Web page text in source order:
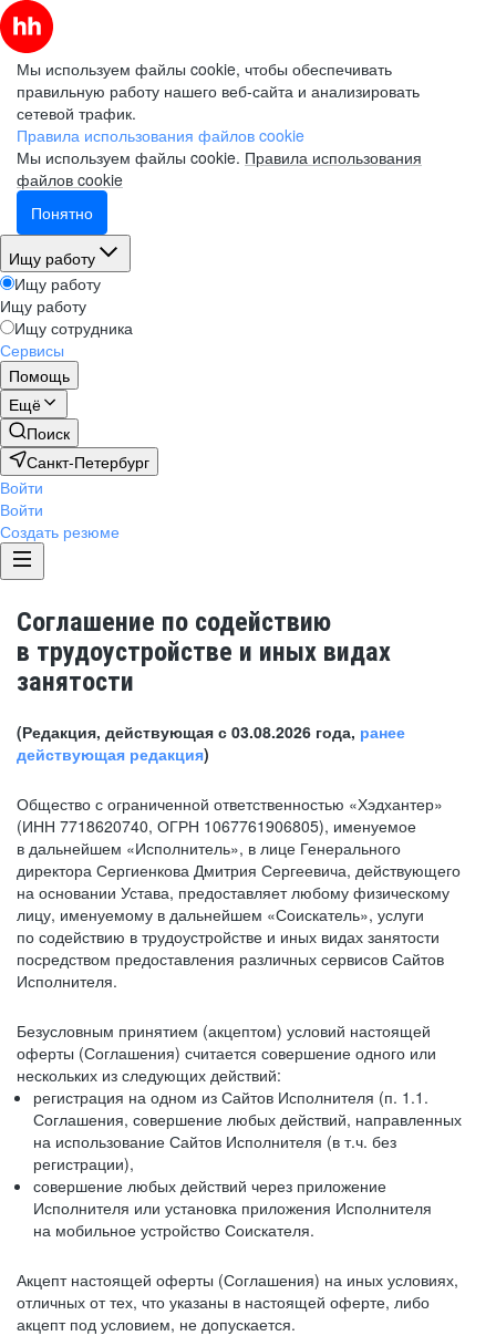
Мы используем файлы cookie, чтобы обеспечивать
правильную работу нашего веб-сайта и анализировать
сетевой трафик.
Правила использования файлов cookie
Мы используем файлы cookie. Правила использования
файлов cookie
Понятно
Ищу работу
Ищу работу
Ищу работу
Ищу сотрудника
Сервисы
Помощь
Ещё
Поиск
Санкт-Петербург
Войти
Войти
Создать резюме
Соглашение по содействию
в трудоустройстве и иных видах
занятости
(Редакция, действующая с 03.08.2026 года, ранее
действующая редакция)
Общество с ограниченной ответственностью «Хэдхантер»
(ИНН 7718620740, ОГРН 1067761906805), именуемое
в дальнейшем «Исполнитель», в лице Генерального
директора Сергиенкова Дмитрия Сергеевича, действующего
на основании Устава, предоставляет любому физическому
лицу, именуемому в дальнейшем «Соискатель», услуги
по содействию в трудоустройстве и иных видах занятости
посредством предоставления различных сервисов Сайтов
Исполнителя.
Безусловным принятием (акцептом) условий настоящей
оферты (Соглашения) считается совершение одного или
нескольких из следующих действий:
регистрация на одном из Сайтов Исполнителя (п. 1.1.
Соглашения, совершение любых действий, направленных
на использование Сайтов Исполнителя (в т.ч. без
регистрации),
совершение любых действий через приложение
Исполнителя или установка приложения Исполнителя
на мобильное устройство Соискателя.
Акцепт настоящей оферты (Соглашения) на иных условиях,
отличных от тех, что указаны в настоящей оферте, либо
акцепт под условием, не допускается.